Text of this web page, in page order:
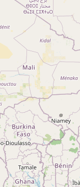
Qui sommes-nous ?
Actualités
Nos partenaires
Notre réseau
Nos campings
Blog
Espace revendeur